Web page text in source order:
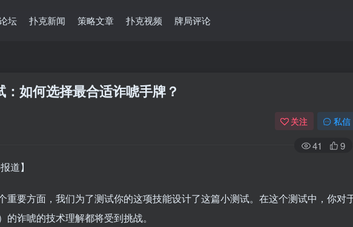
坛 扑克新闻 策略文章 扑克视频 牌局评论
：如何选择最合适诈唬手牌？
关注 私信
41 9
道】
重要方面，我们为了测试你的这项技能设计了这篇小测试。在这个测试中，你对
诈唬的技术理解都将受到挑战。